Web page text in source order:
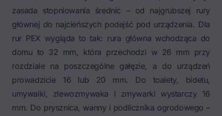
zasada stopniowania średnic – od najgrubszej rury
głównej do najcieńszych podejść pod urządzenia. Dla
rur PEX wygląda to tak: rura główna wchodząca do
domu to 32 mm, która przechodzi w 26 mm przy
rozdziale na poszczególne gałęzie, a do urządzeń
prowadzicie 16 lub 20 mm. Do toalety, bidetu,
umywalki, zlewozmywaka i zmywarki wystarczy 16
mm. Do prysznica, wanny i podlicznika ogrodowego –